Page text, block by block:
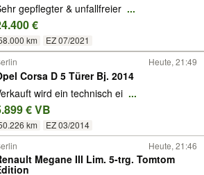
gepflegter & unfallfreier ...
€
km EZ 07/2021
Heute, 21:49
Corsa D 5 Türer Bj. 2014
wird ein technisch ei ...
€ VB
km EZ 03/2014
Heute, 21:46
Megane III Lim. 5-trg. Tomtom